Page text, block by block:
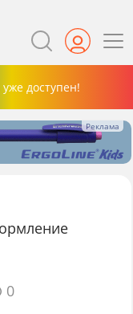
доступен!
0